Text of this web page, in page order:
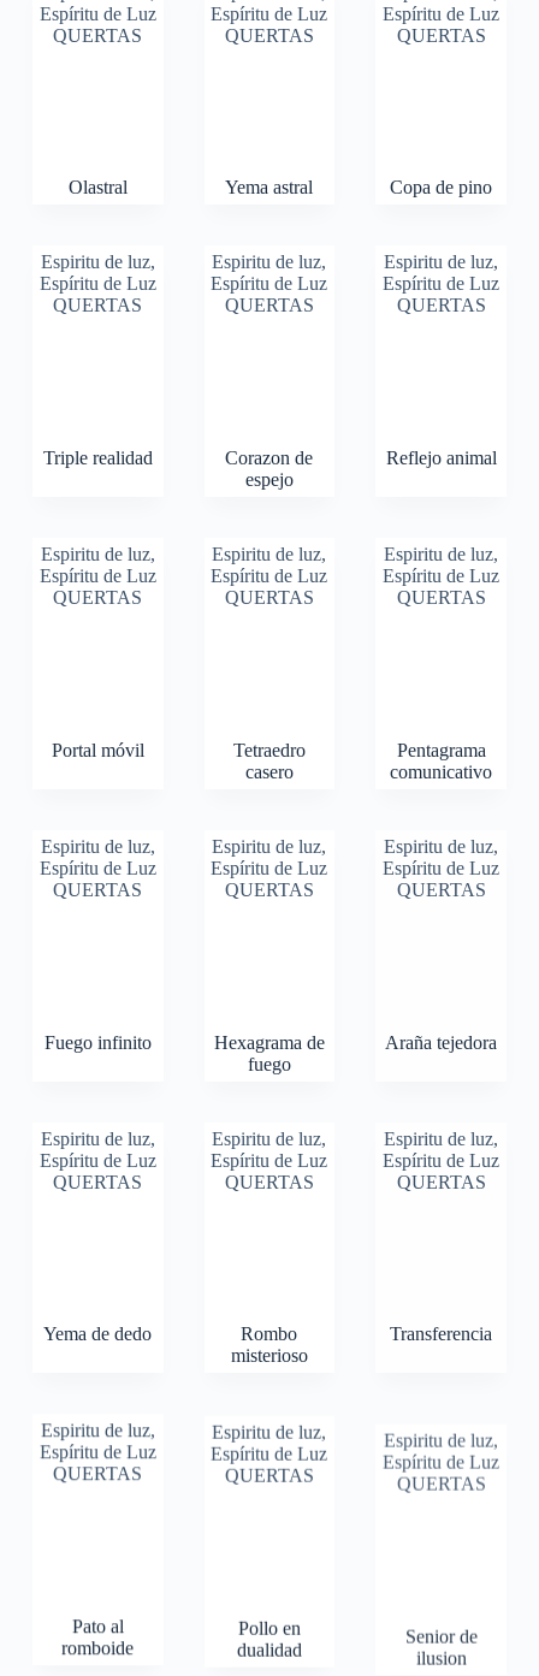
Espíritu de Luz
QUERTAS
Olastral
Espíritu de Luz
QUERTAS
Yema astral
Espíritu de Luz
QUERTAS
Copa de pino
Espiritu de luz,
Espíritu de Luz
QUERTAS
Triple realidad
Espiritu de luz,
Espíritu de Luz
QUERTAS
Corazon de
espejo
Espiritu de luz,
Espíritu de Luz
QUERTAS
Reflejo animal
Espiritu de luz,
Espíritu de Luz
QUERTAS
Portal móvil
Espiritu de luz,
Espíritu de Luz
QUERTAS
Tetraedro
casero
Espiritu de luz,
Espíritu de Luz
QUERTAS
Pentagrama
comunicativo
Espiritu de luz,
Espíritu de Luz
QUERTAS
Fuego infinito
Espiritu de luz,
Espíritu de Luz
QUERTAS
Hexagrama de
fuego
Espiritu de luz,
Espíritu de Luz
QUERTAS
Araña tejedora
Espiritu de luz,
Espíritu de Luz
QUERTAS
Yema de dedo
Espiritu de luz,
Espíritu de Luz
QUERTAS
Rombo
misterioso
Espiritu de luz,
Espíritu de Luz
QUERTAS
Transferencia
Espiritu de luz,
Espíritu de Luz
QUERTAS
Pato al
romboide
Espiritu de luz
Espíritu de Luz
QUERTAS
Pollo en
dualidad
Espiritu de luz
Espíritu de Luz
QUERTAS
Senior de
ilusion